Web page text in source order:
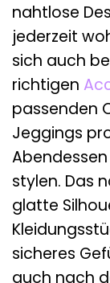
nahtlose
jederzeit
sich auch
richtigen
passenden
Jeggings
stylen. Das
glatte
sicheres
auch nach